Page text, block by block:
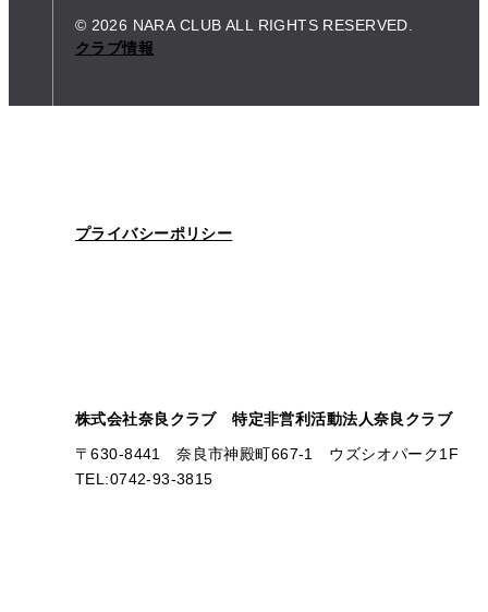
クラブ情報
プライバシーポリシー
株式会社奈良クラブ 特定非営利活動法人奈良クラブ
〒630-8441 奈良市神殿町667-1 ウズシオパーク1F
TEL:0742-93-3815
© 2026 NARA CLUB ALL RIGHTS RESERVED.